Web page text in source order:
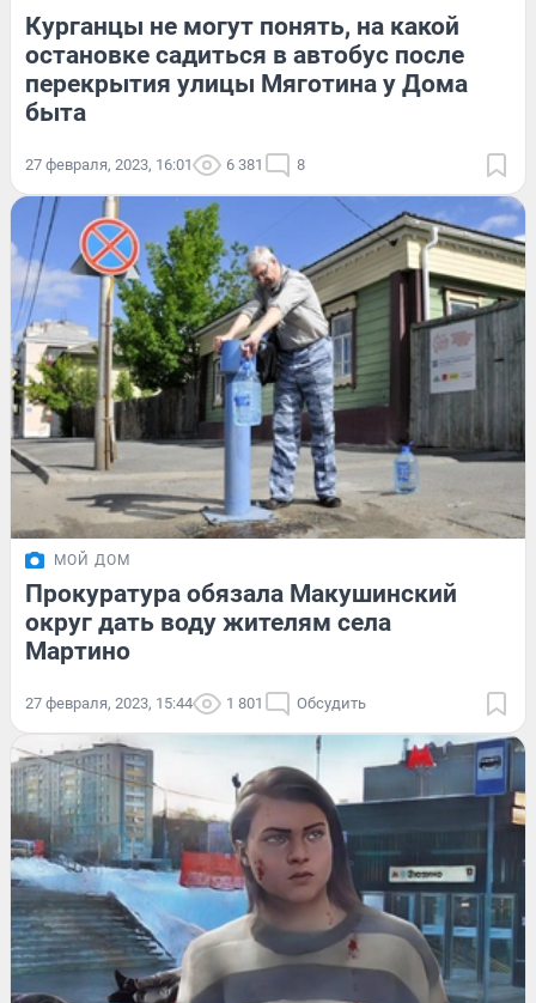
Курганцы не могут понять, на какой
остановке садиться в автобус после
перекрытия улицы Мяготина у Дома
быта
27 февраля, 2023, 16:01 6 381 8
МОЙ ДОМ
Прокуратура обязала Макушинский
округ дать воду жителям села
Мартино
27 февраля, 2023, 15:44 1 801 Обсудить